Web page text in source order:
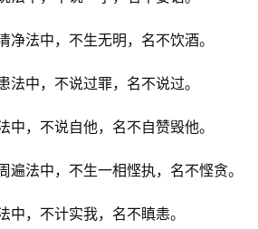
净法中，不生无明，名不饮酒。
法中，不说过罪，名不说过。
中，不说自他，名不自赞毁他。
遍法中，不生一相悭执，名不悭贪。
中，不计实我，名不瞋恚。